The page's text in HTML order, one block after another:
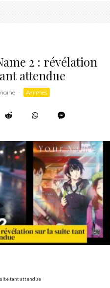
2 : révélation
attendue
· Animes
tant attendue